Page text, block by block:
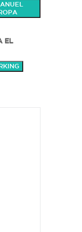
EL